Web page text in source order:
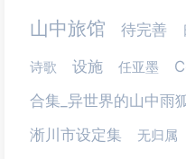
山中旅馆 待完善
诗歌 设施 任亚墨
合集_异世界的山中雨
淅川市设定集 无归属